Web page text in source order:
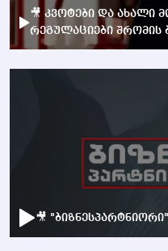
🎥 კვოტები და ახალი
რეგულაციები შრომის
🎥